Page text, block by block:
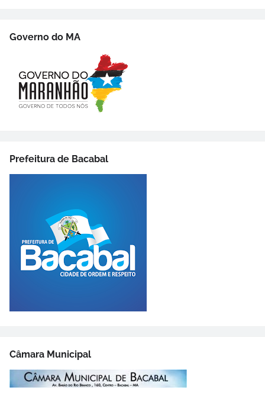
Governo do MA
Prefeitura de Bacabal
Câmara Municipal